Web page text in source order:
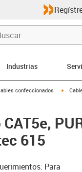
Industrias
icon-arrow-right
confeccionados igus-
615
Para